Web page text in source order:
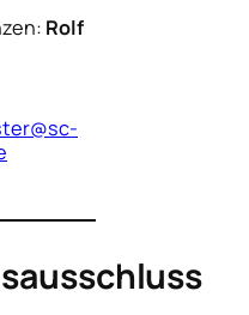
Rolf